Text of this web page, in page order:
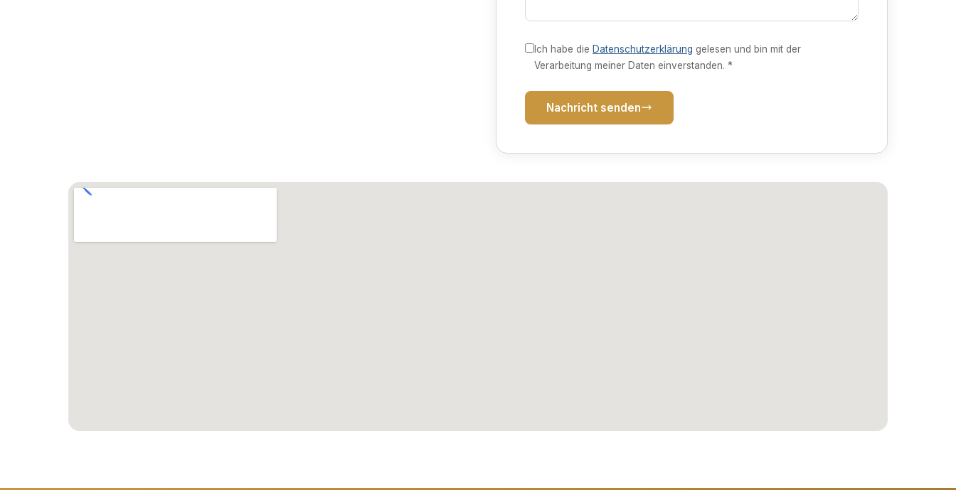
Ich habe die Datenschutzerklärung gelesen und bin mit der
Verarbeitung meiner Daten einverstanden. *
Nachricht senden